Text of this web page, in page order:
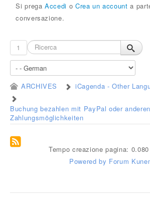
Si pregaAccedi o Crea un account a
conversazione.
1
ARCHIVES iCagenda - Other
Buchung bezahlen mit PayPal oder anderen
Zahlungsmöglichkeiten
Tempo creazione pagina:
Powered by Forum